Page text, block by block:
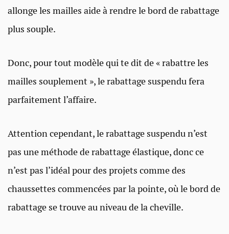
allonge les mailles aide à rendre le bord de rabattage
plus souple.
Donc, pour tout modèle qui te dit de « rabattre les
mailles souplement », le rabattage suspendu fera
parfaitement l’affaire.
Attention cependant, le rabattage suspendu n’est
pas une méthode de rabattage élastique, donc ce
n’est pas l’idéal pour des projets comme des
chaussettes commencées par la pointe, où le bord de
rabattage se trouve au niveau de la cheville.